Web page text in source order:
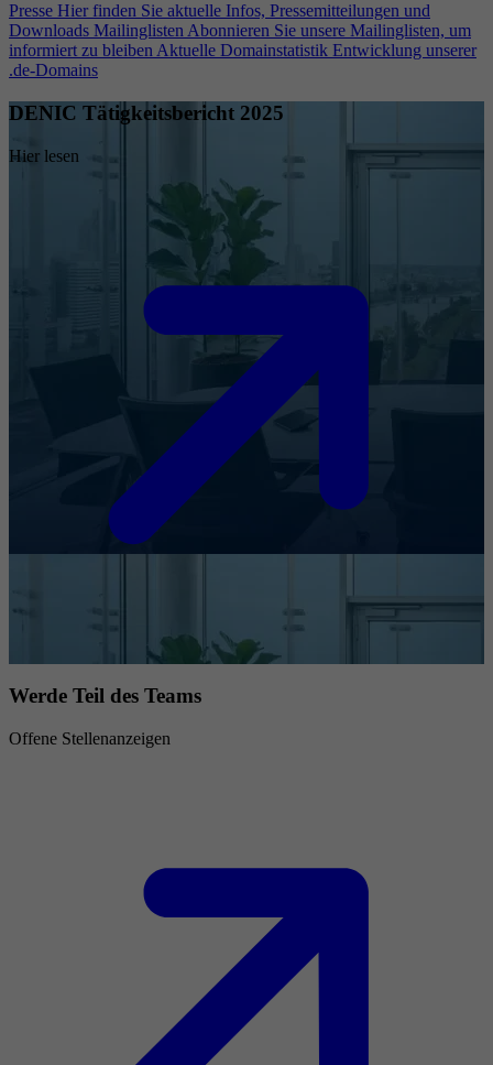
Presse Hier finden Sie aktuelle Infos, Pressemitteilungen und
Downloads Mailinglisten Abonnieren Sie unsere Mailinglisten, um
informiert zu bleiben Aktuelle Domainstatistik Entwicklung unserer
.de-Domains
DENIC Tätigkeitsbericht 2025
Hier lesen
Werde Teil des Teams
Offene Stellenanzeigen